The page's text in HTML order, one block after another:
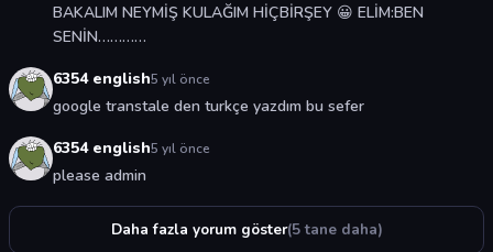
BAKALIM NEYMİŞ KULAĞIM HİÇBİRŞEY 😀 ELİM:BEN
SENİN…………
6354 english5 yıl önce
google transtale den turkçe yazdım bu sefer
6354 english5 yıl önce
please admin
Daha fazla yorum göster(5 tane daha)